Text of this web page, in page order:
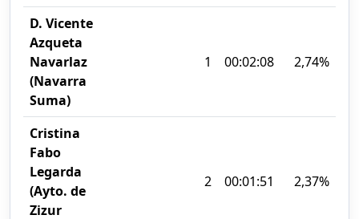
D. Vicente
Azqueta
Navarlaz
(Navarra
Suma)
1 00:02:08 2,74%
Cristina
Fabo
Legarda
(Ayto. de
Zizur
2 00:01:51 2,37%